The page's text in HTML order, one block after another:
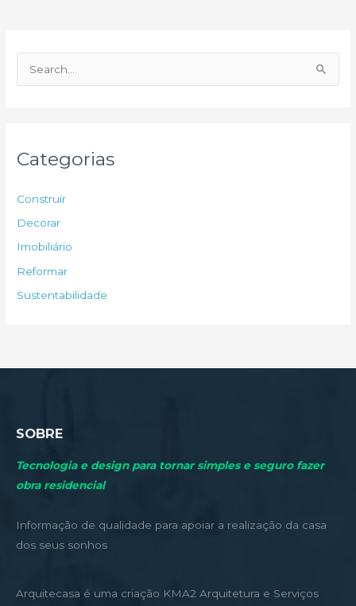
e
p
o
r
Categorias
Construir
Decorar
Imobiliário
Reformar
Sustentabilidade
SOBRE
Tecnologia e design para tornar simples e seguro fazer
obra residencial
Informação de qualidade para apoiar a realização da casa
dos seus sonhos
Arquitecasa é uma criação KMA2 Arquitetura e Serviços